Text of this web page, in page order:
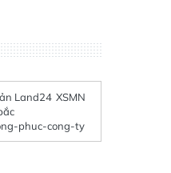
Land24 XSMN
phuc-cong-ty